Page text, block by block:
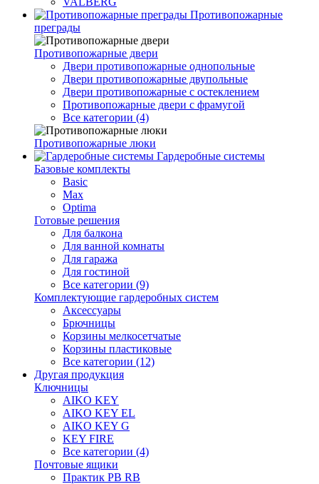
Противопожарные
преграды
Противопожарные двери
Двери противопожарные однопольные
Двери противопожарные двупольные
Двери противопожарные с остеклением
Противопожарные двери с фрамугой
Все категории (4)
Противопожарные люки
Гардеробные системы
Базовые комплекты
Basic
Max
Optima
Готовые решения
Для балкона
Для ванной комнаты
Для гаража
Для гостиной
Все категории (9)
Комплектующие гардеробных систем
Аксессуары
Брючницы
Корзины мелкосетчатые
Корзины пластиковые
Все категории (12)
Другая продукция
Ключницы
AIKO KEY
AIKO KEY EL
AIKO KEY G
KEY FIRE
Все категории (4)
Почтовые ящики
Практик PB RB